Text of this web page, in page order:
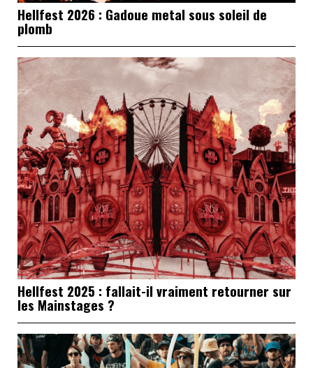
Hellfest 2026 : Gadoue metal sous soleil de
plomb
Hellfest 2025 : fallait-il vraiment retourner sur
les Mainstages ?